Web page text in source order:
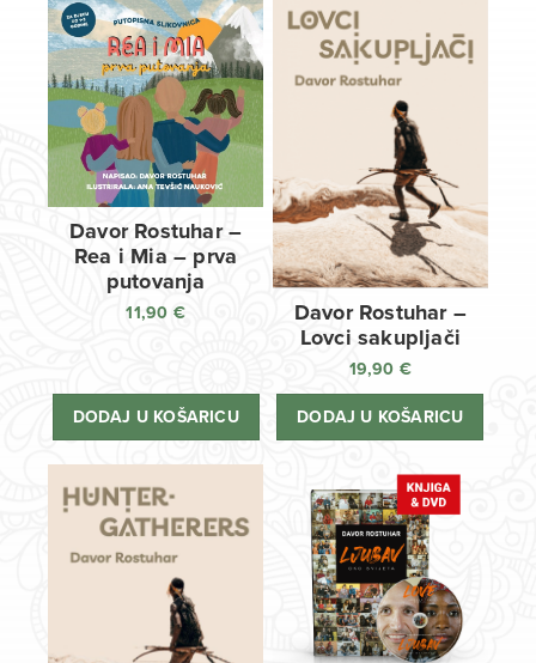
Davor Rostuhar –
Rea i Mia – prva
putovanja
11,90 €
DODAJ U KOŠARICU
Davor Rostuhar –
Lovci sakupljači
19,90 €
DODAJ U KOŠARICU